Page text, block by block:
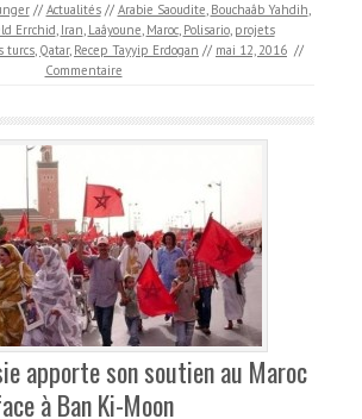
// Actualités // Arabie Saoudite, Bouchaâb Yahdih,
Errchid, Iran, Laâyoune, Maroc, Polisario, projets
turcs, Qatar, Recep Tayyip Erdogan // mai 12, 2016 //
Commentaire
apporte son soutien au Maroc
à Ban Ki-Moon